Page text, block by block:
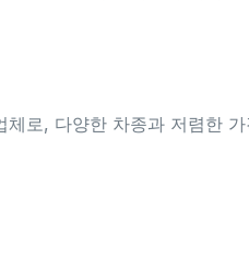
로, 다양한 차종과 저렴한